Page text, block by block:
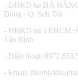
- ĐĐKD tại ĐÀ
Đông - Q. Sơn Trà
- ĐĐKD tại TP.HCM:
Tân Bình
- Điện thoại:
- Email: